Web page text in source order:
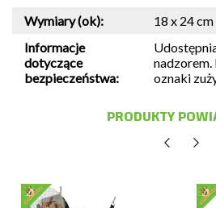
Wymiary (ok):
18 x 24 cm
Informacje
dotyczące
bezpieczeństwa:
nadzorem.
oznaki
PRODUKTY